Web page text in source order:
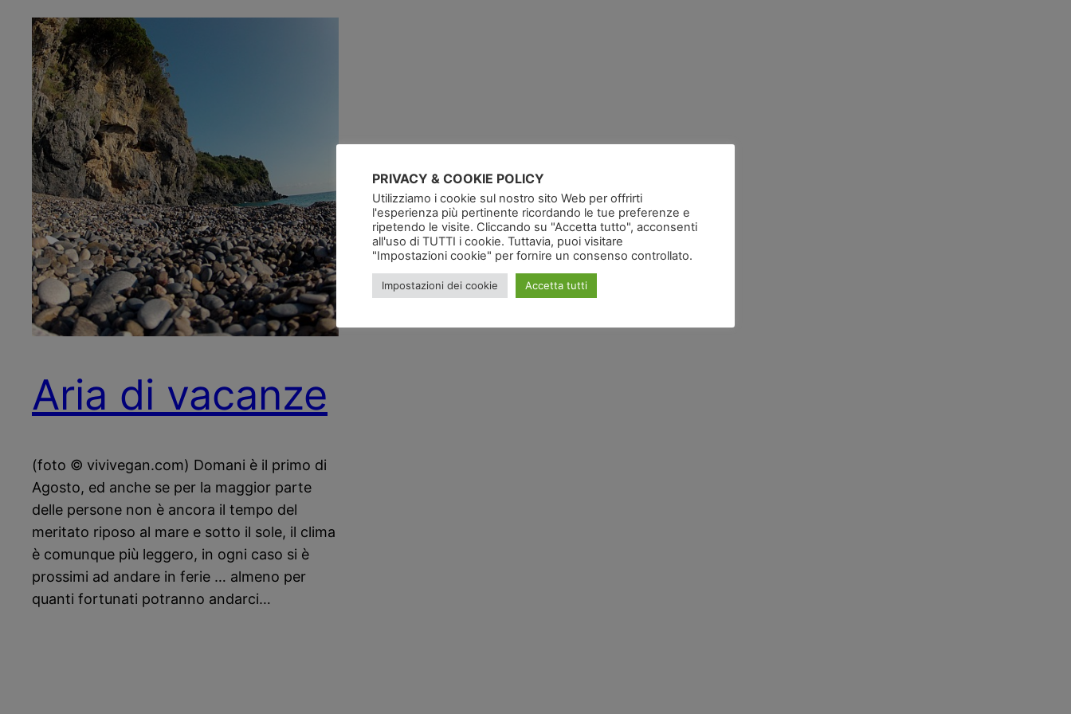
Aria di vacanze
(foto © vivivegan.com) Domani è il primo di
Agosto, ed anche se per la maggior parte
delle persone non è ancora il tempo del
meritato riposo al mare e sotto il sole, il clima
è comunque più leggero, in ogni caso si è
prossimi ad andare in ferie … almeno per
quanti fortunati potranno andarci…
PRIVACY & COOKIE POLICY
Utilizziamo i cookie sul nostro sito Web per offrirti
l'esperienza più pertinente ricordando le tue preferenze e
ripetendo le visite. Cliccando su "Accetta tutto", acconsenti
all'uso di TUTTI i cookie. Tuttavia, puoi visitare
"Impostazioni cookie" per fornire un consenso controllato.
Impostazioni dei cookie Accetta tutti